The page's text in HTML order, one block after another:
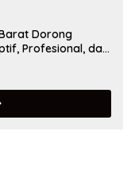
Dorong
Profesional, dan